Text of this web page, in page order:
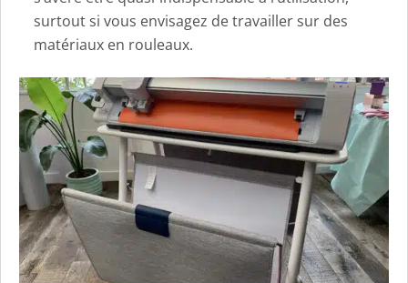
surtout si vous envisagez de travailler sur des
matériaux en rouleaux.